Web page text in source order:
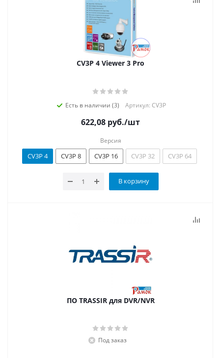
CV3P 4 Viewer 3 Pro
Есть в наличии (3) Артикул: CV3P
622,08 руб./шт
Версия
CV3P 4 CV3P 8 CV3P 16 CV3P 32 CV3P 64
В корзину
ПО TRASSIR для DVR/NVR
Под заказ